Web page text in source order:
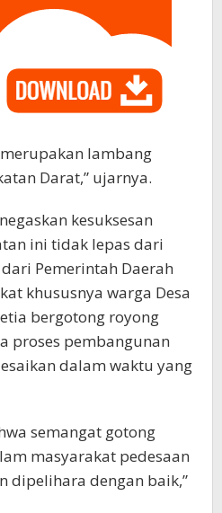
lambang
Darat,” ujarnya.
kesuksesan
ini tidak lepas dari
Pemerintah Daerah
khususnya warga Desa
bergotong royong
proses pembangunan
dalam waktu yang
semangat gotong
masyarakat pedesaan
dipelihara dengan baik,”